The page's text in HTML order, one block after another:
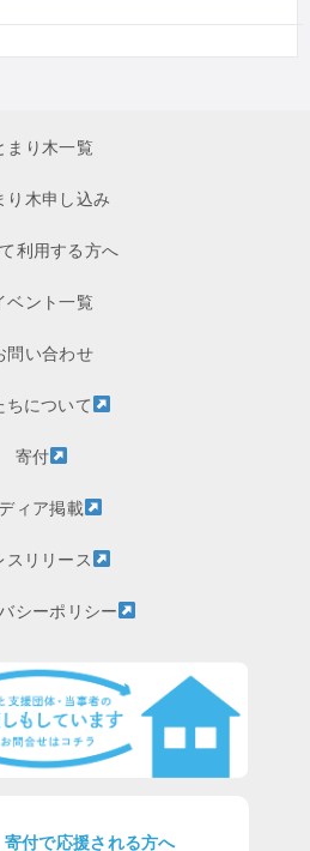
まり木一覧
り木申し込み
利用する方へ
ベント一覧
問い合わせ
ちについて
寄付
ィア掲載
スリリース
シーポリシー
寄付で応援される方へ